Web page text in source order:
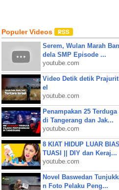
Populer Videos
Serem, Wulan Marah
dela SMP Episode ...
youtube.com
Video Detik detik
el
youtube.com
Penampakan 25
di Tangerang dan Jak...
youtube.com
8 KIAT HIDUP LUAR
TUASI || DIY dan Keraj...
youtube.com
Novel Baswedan
n Foto Pelaku Peng...